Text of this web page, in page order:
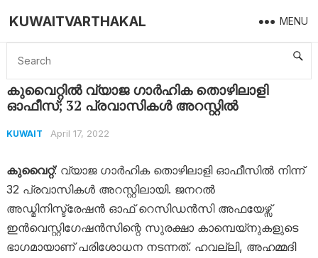
KUWAITVARTHAKAL MENU
Home Kuwait കുവൈറ്റില്‍ വ്യാജ ഗാര്‍ഹിക തൊഴിലാളി ഓഫീസ്; 32 പ്രവാസികള്‍ അറസ്റ്റില്‍
കുവൈറ്റില്‍ വ്യാജ ഗാര്‍ഹിക തൊഴിലാളി
ഓഫീസ്; 32 പ്രവാസികള്‍ അറസ്റ്റില്‍
KUWAIT April 17, 2022
കുവൈറ്റ്: വ്യാജ ഗാര്‍ഹിക തൊഴിലാളി ഓഫീസില്‍ നിന്ന്
32 പ്രവാസികള്‍ അറസ്റ്റിലായി. ജനറല്‍
അഡ്മിനിസ്ട്രേഷന്‍ ഓഫ് റെസിഡന്‍സി അഫയേഴ്സ്
ഇന്‍വെസ്റ്റിഗേഷന്‍സിന്റെ സുരക്ഷാ കാമ്പെയ്നുകളുടെ
ഭാഗമായാണ് പരിശോധന നടന്നത്. ഹവല്ലി, അഹമ്മദി